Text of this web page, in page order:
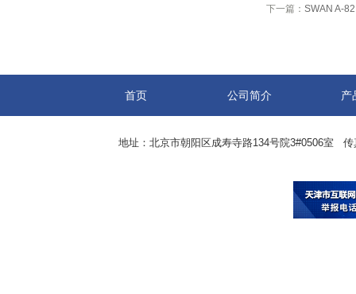
下一篇： SWAN A-
首页 公司简介 产
地址：北京市朝阳区成寿寺路134号院3#0506室